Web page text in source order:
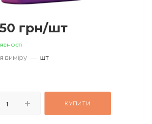
грн/шт
виміру — шт
КУПИТИ